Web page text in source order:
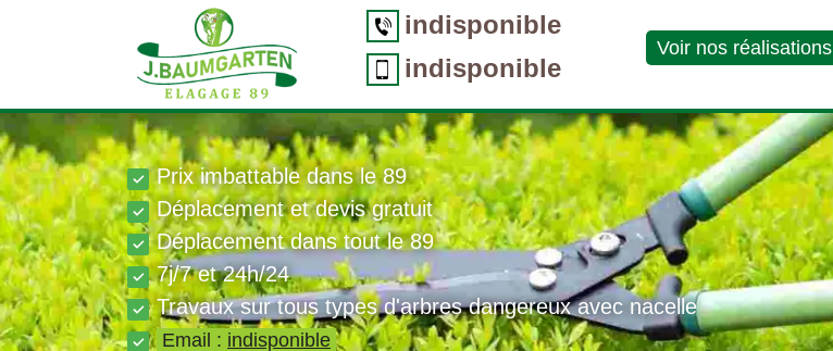
indisponible
indisponible
Voir nos réalisations
Prix imbattable dans le 89
Déplacement et devis gratuit
Déplacement dans tout le 89
7j/7 et 24h/24
Travaux sur tous types d'arbres dangereux avec nacelle
Email : indisponible